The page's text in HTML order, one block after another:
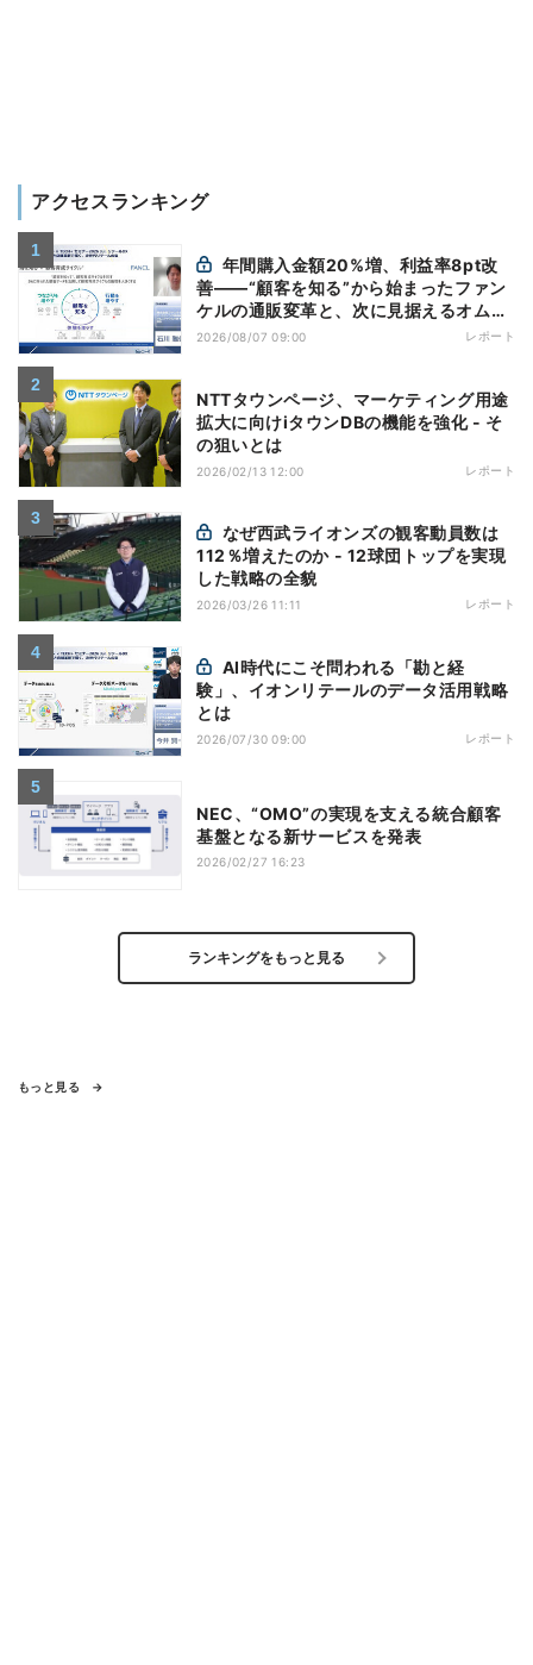
アクセスランキング
善——“顧客を知る”から始まったファン
ケルの通販変革と、次に見据えるオムニ
チャネル
2026/08/07 09:00 レポート
NTTタウンページ、マーケティング用途
拡大に向けiタウンDBの機能を強化 - そ
の狙いとは
2026/02/13 12:00 レポート
112％増えたのか - 12球団トップを実現
した戦略の全貌
2026/03/26 11:11 レポート
験」、イオンリテールのデータ活用戦略
とは
2026/07/30 09:00 レポート
NEC、“OMO”の実現を支える統合顧客
基盤となる新サービスを発表
2026/02/27 16:23
ランキングをもっと見る
もっと見る